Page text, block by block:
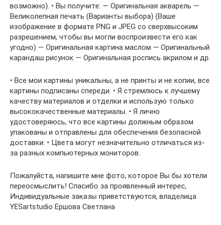
возможно). • Вы получите: — Оригинальная акварель —
Великолепная печать (Варианты выбора) (Ваше
изображение в формате PNG и JPEG со сверхвысоким
разрешением, чтобы вы могли воспроизвести его как
угодно) — Оригинальная картина маслом — Оригинальный
карандаш рисунок — Оригинальная роспись акрилом и др.
• Все мои картины уникальны, а не принты и не копии, все
картины подписаны спереди. • Я стремлюсь к лучшему
качеству материалов и отделки и использую только
высококачественные материалы. • Я лично
удостоверяюсь, что все картины должным образом
упакованы и отправлены для обеспечения безопасной
доставки. • Цвета могут незначительно отличаться из-
за разных компьютерных мониторов.
Пожалуйста, напишите мне фото, которое Вы бы хотели
переосмыслить! Спасибо за проявленный интерес,
Индивидуальные заказы приветствуются, владелица
YESartstudio Ершова Светлана